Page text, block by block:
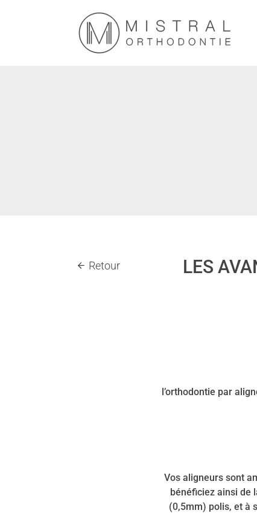
LES
l’orthodontie par
Vos aligneurs sont
bénéficiez ainsi de
(0,5mm) polis, et à
Retour